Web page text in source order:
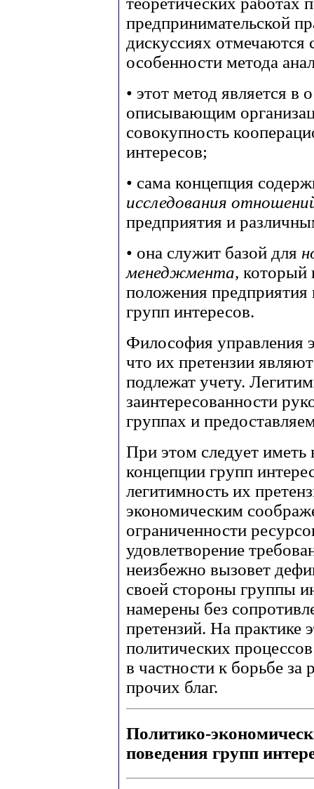
предпринимательской
дискуссиях
особенности метода
• этот метод является в
описывающим
совокупность
интересов;
• сама концепция
исследования
предприятия и
• она служит базой для
менеджмента, который
положения предприятия
групп интересов.
Философия управления
что их претензии
подлежат учету.
заинтересованности
группах и
При этом следует иметь
концепции групп
легитимность их
экономическим
ограниченности
удовлетворение
неизбежно вызовет
своей стороны группы
намерены без
претензий. На практике
политических
в частности к борьбе за
прочих благ.
Политико-
поведения групп